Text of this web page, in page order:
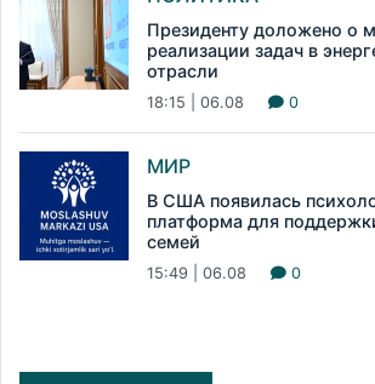
Президенту доложено о
реализации задач в
отрасли
18:15 | 06.08 0
МИР
В США появилась
платформа для
семей
15:49 | 06.08 0